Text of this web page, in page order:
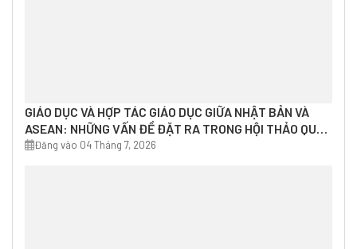
GIÁO DỤC VÀ HỢP TÁC GIÁO DỤC GIỮA NHẬT BẢN VÀ
ASEAN: NHỮNG VẤN ĐỀ ĐẶT RA TRONG HỘI THẢO QUỐC
TẾ “HỢP TÁC GIÁO DỤC GIỮA NHẬT BẢN VÀ ĐÔNG NAM Á
Đăng vào 04 Tháng 7, 2026